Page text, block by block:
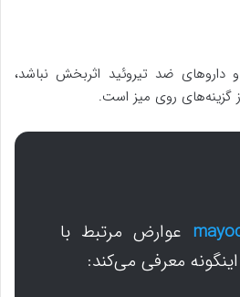
و داروهای ضد تیروئید اثربخش نباشد،
گزینه‌های روی میز است.
عوارض مرتبط با
معرفی می‌کند: